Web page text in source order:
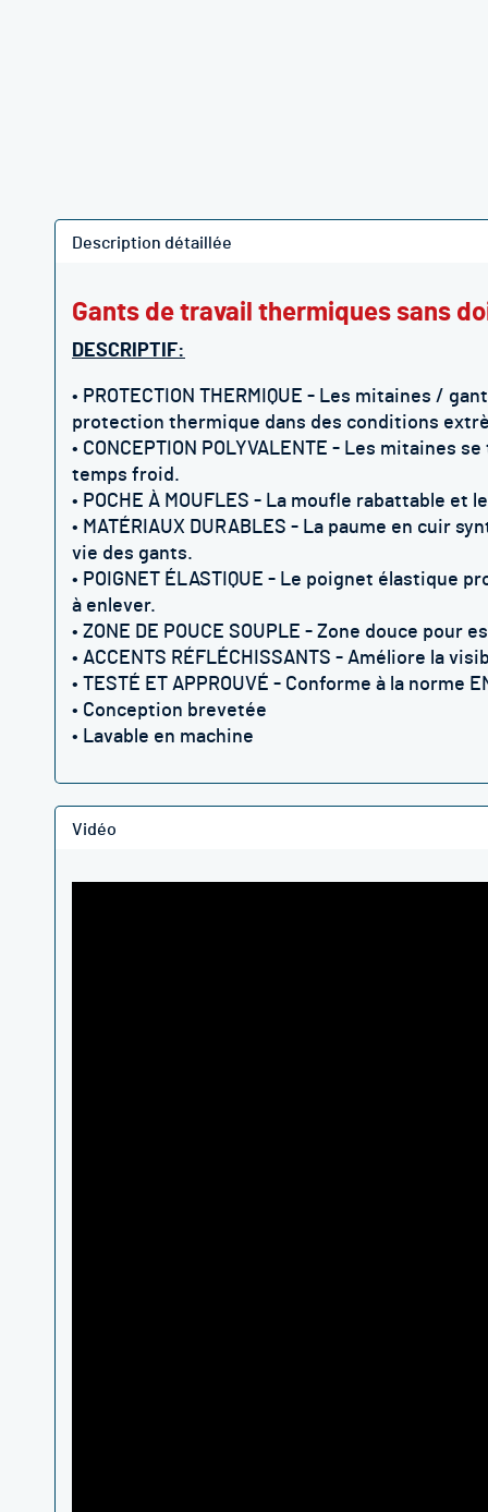
Description détaillée
Gants de travail thermiques sans
DESCRIPTIF:
• PROTECTION THERMIQUE - Les mitaines /
protection thermique dans des conditions
• CONCEPTION POLYVALENTE - Les
temps froid.
• POCHE À MOUFLES - La moufle rabattable
• MATÉRIAUX DURABLES - La paume en
vie des gants.
• POIGNET ÉLASTIQUE - Le poignet
à enlever.
• ZONE DE POUCE SOUPLE - Zone douce
• ACCENTS RÉFLÉCHISSANTS - Améliore la
• TESTÉ ET APPROUVÉ - Conforme à la norme
• Conception brevetée
• Lavable en machine
Vidéo